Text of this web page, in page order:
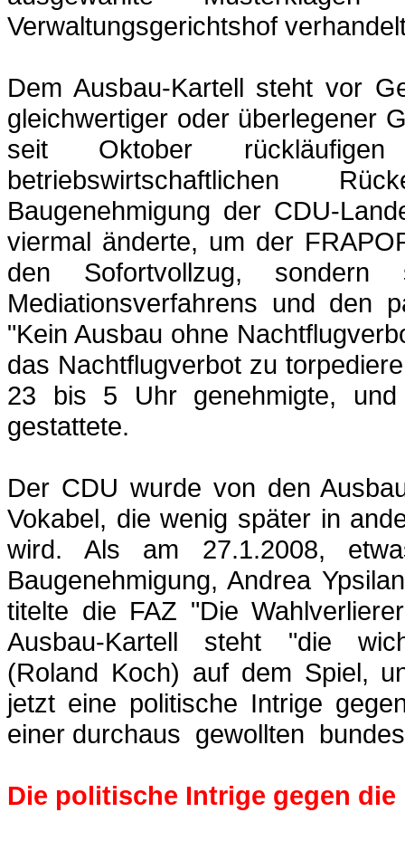
Verwaltungsgerichtshof
Dem Ausbau-Kartell steht vor
gleichwertiger oder überlegener
seit Oktober
betriebswirtschaftlichen
Baugenehmigung der CDU-
viermal änderte, um der
den Sofortvollzug,
Mediationsverfahrens und den
"Kein Ausbau ohne
das Nachtflugverbot zu
23 bis 5 Uhr genehmigte,
gestattete.
Der CDU wurde von den
Vokabel, die wenig später in
wird. Als am 27.1.2008,
Baugenehmigung, Andrea
titelte die FAZ "Die
Ausbau-Kartell steht "die
(Roland Koch) auf dem Spiel,
jetzt eine politische Intrige
einer durchaus gewollten
Die politische Intrige gegen die